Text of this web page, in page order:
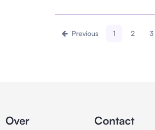
Previous 1 2 3
Contact
Over